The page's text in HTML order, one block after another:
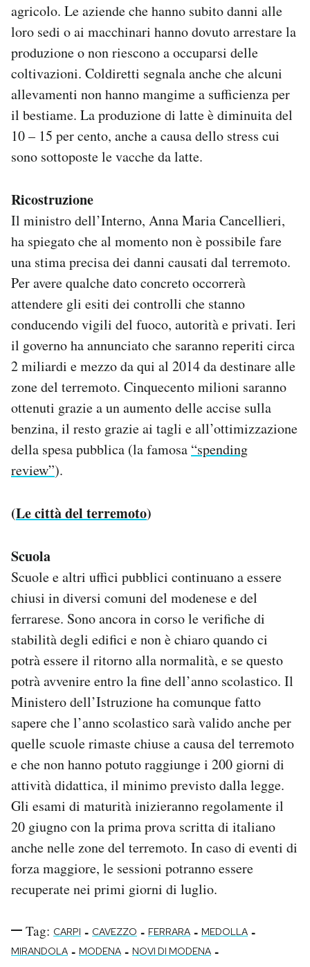
agricolo. Le aziende che hanno subito danni alle
loro sedi o ai macchinari hanno dovuto arrestare la
produzione o non riescono a occuparsi delle
coltivazioni. Coldiretti segnala anche che alcuni
allevamenti non hanno mangime a sufficienza per
il bestiame. La produzione di latte è diminuita del
10 – 15 per cento, anche a causa dello stress cui
sono sottoposte le vacche da latte.
Ricostruzione
Il ministro dell’Interno, Anna Maria Cancellieri,
ha spiegato che al momento non è possibile fare
una stima precisa dei danni causati dal terremoto.
Per avere qualche dato concreto occorrerà
attendere gli esiti dei controlli che stanno
conducendo vigili del fuoco, autorità e privati. Ieri
il governo ha annunciato che saranno reperiti circa
2 miliardi e mezzo da qui al 2014 da destinare alle
zone del terremoto. Cinquecento milioni saranno
ottenuti grazie a un aumento delle accise sulla
benzina, il resto grazie ai tagli e all’ottimizzazione
della spesa pubblica (la famosa “spending
review”).
(Le città del terremoto)
Scuola
Scuole e altri uffici pubblici continuano a essere
chiusi in diversi comuni del modenese e del
ferrarese. Sono ancora in corso le verifiche di
stabilità degli edifici e non è chiaro quando ci
potrà essere il ritorno alla normalità, e se questo
potrà avvenire entro la fine dell’anno scolastico. Il
Ministero dell’Istruzione ha comunque fatto
sapere che l’anno scolastico sarà valido anche per
quelle scuole rimaste chiuse a causa del terremoto
e che non hanno potuto raggiunge i 200 giorni di
attività didattica, il minimo previsto dalla legge.
Gli esami di maturità inizieranno regolamente il
20 giugno con la prima prova scritta di italiano
anche nelle zone del terremoto. In caso di eventi di
forza maggiore, le sessioni potranno essere
recuperate nei primi giorni di luglio.
Tag: CARPI - CAVEZZO - FERRARA - MEDOLLA -
MIRANDOLA - MODENA - NOVI DI MODENA -